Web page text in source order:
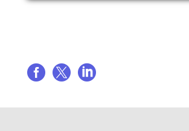
  